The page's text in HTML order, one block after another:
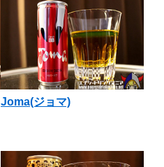
Joma(ジョマ)